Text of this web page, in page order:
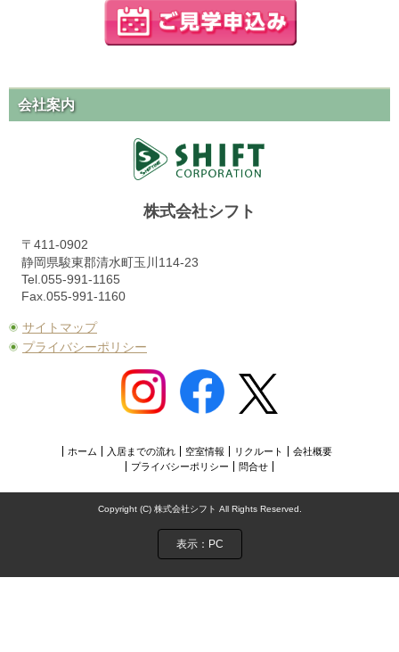
会社案内
株式会社シフト
〒411-0902
静岡県駿東郡清水町玉川114-23
Tel.055-991-1165
Fax.055-991-1160
サイトマップ
プライバシーポリシー
ホーム 入居までの流れ 空室情報 リクルート
会社概要
プライバシーポリシー
問合せ
Copyright (C) 株式会社シフト All Rights Reserved.
表示：PC